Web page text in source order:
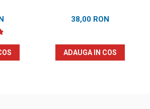
38,00 RON
ADAUGA IN COS